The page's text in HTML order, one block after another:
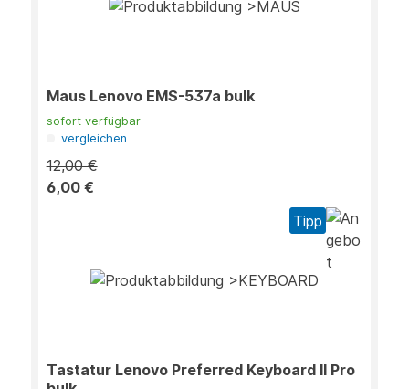
Maus Lenovo EMS-537a bulk
sofort verfügbar
vergleichen
12,00 €
6,00 €
Tipp
Tastatur Lenovo Preferred Keyboard II Pro